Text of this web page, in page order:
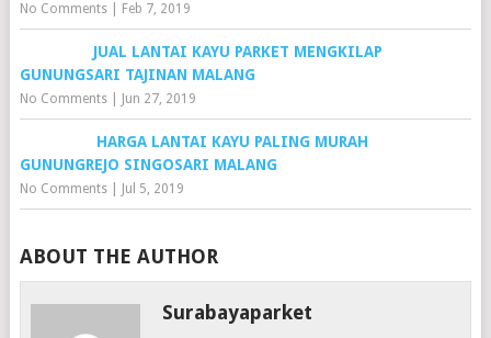
No Comments| Feb 7, 2019
JUAL LANTAI KAYU PARKET MENGKILAP
GUNUNGSARI TAJINAN MALANG
No Comments| Jun 27, 2019
HARGA LANTAI KAYU PALING MURAH
GUNUNGREJO SINGOSARI MALANG
No Comments| Jul 5, 2019
ABOUT THE AUTHOR
Surabayaparket